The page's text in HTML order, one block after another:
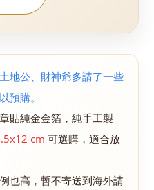
地公、財神爺多請了一些
預購。
貼純金金箔，純手工製
cm 可選購，適合放
也高，暫不寄送到海外請